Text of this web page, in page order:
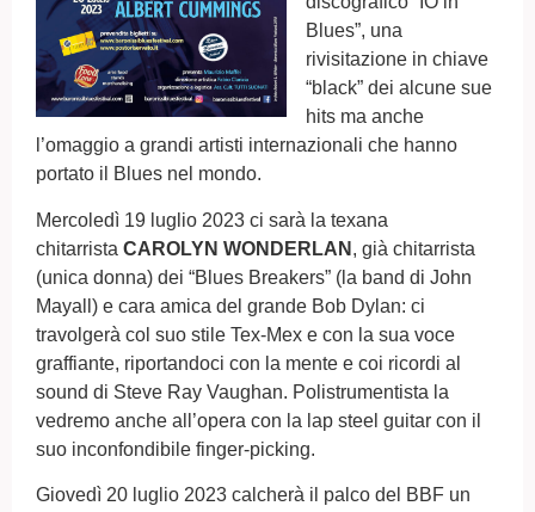
Blues”, una
rivisitazione in chiave
“black” dei alcune sue
hits ma anche
l’omaggio a grandi artisti internazionali che hanno
portato il Blues nel mondo.
Mercoledì 19 luglio 2023 ci sarà la texana
chitarrista CAROLYN WONDERLAN , già chitarrista
(unica donna) dei “Blues Breakers” (la band di John
Mayall) e cara amica del grande Bob Dylan: ci
travolgerà col suo stile Tex-Mex e con la sua voce
graffiante, riportandoci con la mente e coi ricordi al
sound di Steve Ray Vaughan. Polistrumentista la
vedremo anche all’opera con la lap steel guitar con il
suo inconfondibile finger-picking.
Giovedì 20 luglio 2023 calcherà il palco del BBF un